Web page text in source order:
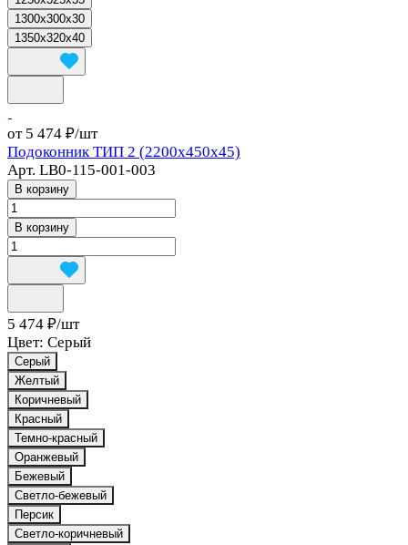
1300x300x30
1350x320x40
от 5 474 ₽/шт
Подоконник ТИП 2 (2200x450x45)
Арт. LB0-115-001-003
В корзину
В корзину
5 474 ₽/шт
Цвет: Серый
Серый
Желтый
Коричневый
Красный
Темно-красный
Оранжевый
Бежевый
Светло-бежевый
Персик
Светло-коричневый